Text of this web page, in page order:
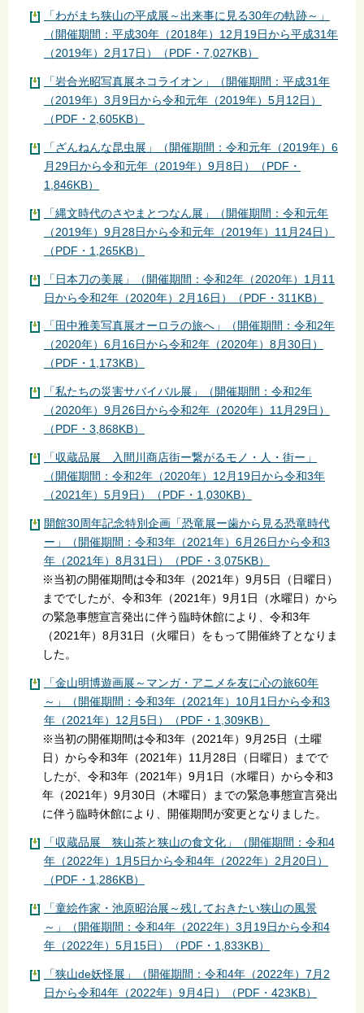
「わがまち狭山の平成展～出来事に見る30年の軌跡～」
（開催期間：平成30年（2018年）12月19日から平成31年
（2019年）2月17日）（PDF・7,027KB）
「岩合光昭写真展ネコライオン」（開催期間：平成31年
（2019年）3月9日から令和元年（2019年）5月12日）
（PDF・2,605KB）
「ざんねんな昆虫展」（開催期間：令和元年（2019年）6
月29日から令和元年（2019年）9月8日）（PDF・
1,846KB）
「縄文時代のさやまとつなん展」（開催期間：令和元年
（2019年）9月28日から令和元年（2019年）11月24日）
（PDF・1,265KB）
「日本刀の美展」（開催期間：令和2年（2020年）1月11
日から令和2年（2020年）2月16日）（PDF・311KB）
「田中雅美写真展オーロラの旅へ」（開催期間：令和2年
（2020年）6月16日から令和2年（2020年）8月30日）
（PDF・1,173KB）
「私たちの災害サバイバル展」（開催期間：令和2年
（2020年）9月26日から令和2年（2020年）11月29日）
（PDF・3,868KB）
「収蔵品展 入間川商店街ー繋がるモノ・人・街ー」
（開催期間：令和2年（2020年）12月19日から令和3年
（2021年）5月9日）（PDF・1,030KB）
開館30周年記念特別企画「恐竜展ー歯から見る恐竜時代
ー」（開催期間：令和3年（2021年）6月26日から令和3
年（2021年）8月31日）（PDF・3,075KB）
※当初の開催期間は令和3年（2021年）9月5日（日曜日）
まででしたが、令和3年（2021年）9月1日（水曜日）から
の緊急事態宣言発出に伴う臨時休館により、令和3年
（2021年）8月31日（火曜日）をもって開催終了となりま
した。
「金山明博遊画展～マンガ・アニメを友に心の旅60年
～」（開催期間：令和3年（2021年）10月1日から令和3
年（2021年）12月5日）（PDF・1,309KB）
※当初の開催期間は令和3年（2021年）9月25日（土曜
日）から令和3年（2021年）11月28日（日曜日）までで
したが、令和3年（2021年）9月1日（水曜日）から令和3
年（2021年）9月30日（木曜日）までの緊急事態宣言発出
に伴う臨時休館により、開催期間が変更となりました。
「収蔵品展 狭山茶と狭山の食文化」（開催期間：令和4
年（2022年）1月5日から令和4年（2022年）2月20日）
（PDF・1,286KB）
「童絵作家・池原昭治展～残しておきたい狭山の風景
～」（開催期間：令和4年（2022年）3月19日から令和4
年（2022年）5月15日）（PDF・1,833KB）
「狭山de妖怪展」（開催期間：令和4年（2022年）7月2
日から令和4年（2022年）9月4日）（PDF・423KB）